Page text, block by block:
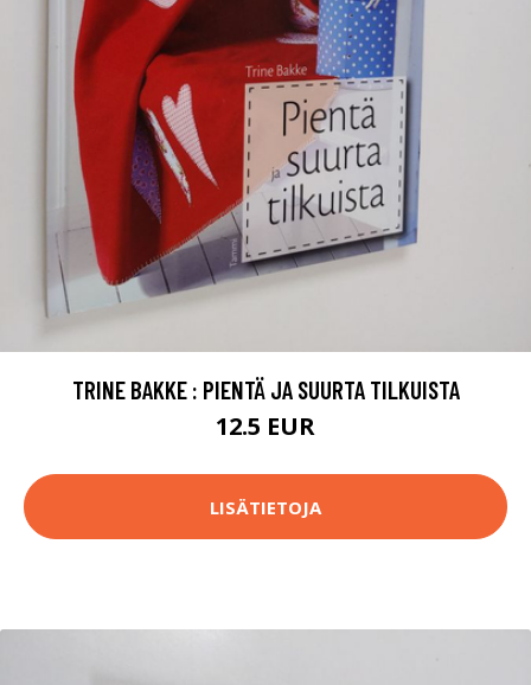
TRINE BAKKE : PIENTÄ JA SUURTA TILKUISTA
12.5 EUR
LISÄTIETOJA